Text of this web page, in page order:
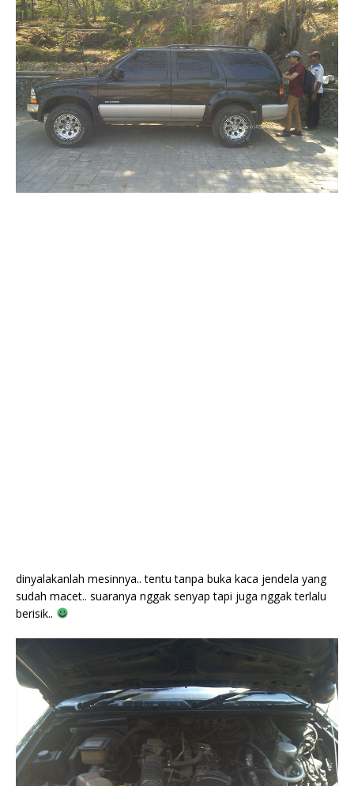
dinyalakanlah mesinnya.. tentu tanpa buka kaca jendela yang
sudah macet.. suaranya nggak senyap tapi juga nggak terlalu
berisik..